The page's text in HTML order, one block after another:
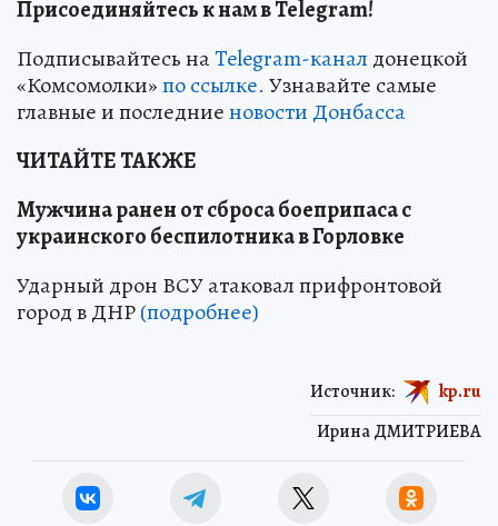
Присоединяйтесь к нам в Telegram!
Подписывайтесь наTelegram-канал донецкой
«Комсомолки»по ссылке. Узнавайте самые
главные и последниеновости Донбасса
ЧИТАЙТЕ ТАКЖЕ
Мужчина ранен от сброса боеприпаса с
украинского беспилотника в Горловке
Ударный дрон ВСУ атаковал прифронтовой
город в ДНР(подробнее)
Ирина ДМИТРИЕВА
Источник: kp.ru